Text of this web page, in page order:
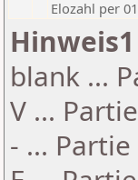
Elozahl per
Hinweis1
blank ...
V ...
- ...